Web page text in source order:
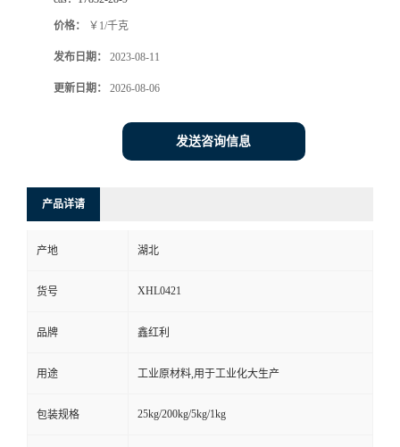
价格： ￥1/千克
发布日期： 2023-08-11
更新日期： 2026-08-06
发送咨询信息
产品详请
产地 湖北
货号 XHL0421
品牌 鑫红利
用途 工业原材料,用于工业化大生产
包装规格 25kg/200kg/5kg/1kg